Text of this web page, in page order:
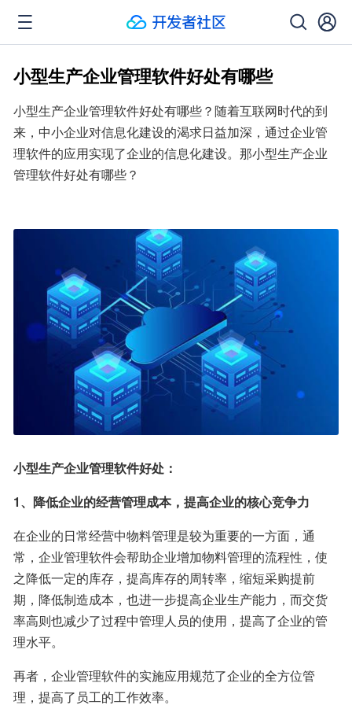
小型生产企业管理软件好处有哪些
小型生产企业管理软件好处有哪些？随着互联网时代的到
来，中小企业对信息化建设的渴求日益加深，通过企业管
理软件的应用实现了企业的信息化建设。那小型生产企业
管理软件好处有哪些？
小型生产企业管理软件好处：
1、降低企业的经营管理成本，提高企业的核心竞争力
在企业的日常经营中物料管理是较为重要的一方面，通
常，企业管理软件会帮助企业增加物料管理的流程性，使
之降低一定的库存，提高库存的周转率，缩短采购提前
期，降低制造成本，也进一步提高企业生产能力，而交货
率高则也减少了过程中管理人员的使用，提高了企业的管
理水平。
再者，企业管理软件的实施应用规范了企业的全方位管
理，提高了员工的工作效率。